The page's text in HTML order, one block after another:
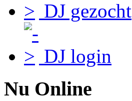
DJ gezocht
DJ login
Nu Online